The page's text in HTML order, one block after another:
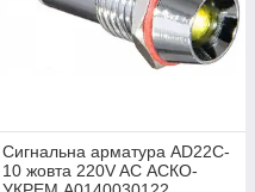
Сигнальна арматура AD22C-
10 жовта 220V AC АСКО-